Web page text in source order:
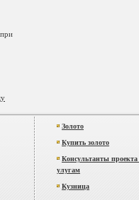
Золото
Купить золото
Консультанты
улугам
Кузница